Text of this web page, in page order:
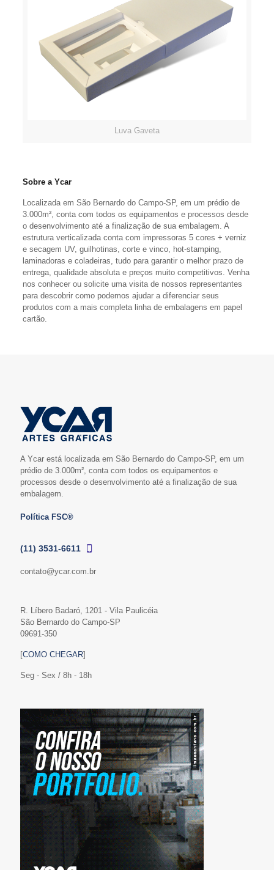
Luva Gaveta
Sobre a Ycar
Localizada em São Bernardo do Campo-SP, em um prédio de
3.000m², conta com todos os equipamentos e processos desde
o desenvolvimento até a finalização de sua embalagem. A
estrutura verticalizada conta com impressoras 5 cores + verniz
e secagem UV, guilhotinas, corte e vinco, hot-stamping,
laminadoras e coladeiras, tudo para garantir o melhor prazo de
entrega, qualidade absoluta e preços muito competitivos. Venha
nos conhecer ou solicite uma visita de nossos representantes
para descobrir como podemos ajudar a diferenciar seus
produtos com a mais completa linha de embalagens em papel
cartão.
A Ycar está localizada em São Bernardo do Campo-SP, em um
prédio de 3.000m², conta com todos os equipamentos e
processos desde o desenvolvimento até a finalização de sua
embalagem.
Política FSC®
(11) 3531-6611
contato@ycar.com.br
R. Líbero Badaró, 1201 - Vila Paulicéia
São Bernardo do Campo-SP
09691-350
[COMO CHEGAR]
Seg - Sex / 8h - 18h